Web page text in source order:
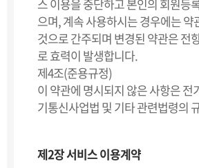
스 이용을 중단하고 본인의 회원등
으며, 계속 사용하시는 경우에는 약
것으로 간주되며 변경된 약관은 전
로 효력이 발생합니다.
제4조(준용규정)
이 약관에 명시되지 않은 사항은 전
기통신사업법 및 기타 관련법령의
제2장 서비스 이용계약